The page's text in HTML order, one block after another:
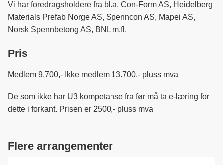
Vi har foredragsholdere fra bl.a. Con-Form AS, Heidelberg
Materials Prefab Norge AS, Spenncon AS, Mapei AS,
Norsk Spennbetong AS, BNL m.fl.
Pris
Medlem 9.700,- Ikke medlem 13.700,- pluss mva
De som ikke har U3 kompetanse fra før må ta e-læring for
dette i forkant. Prisen er 2500,- pluss mva
Flere arrangementer